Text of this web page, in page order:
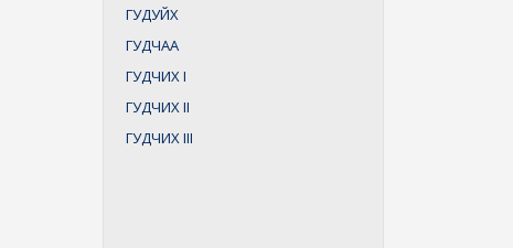
ГУДУЙХ
ГУДЧАА
ГУДЧИХI
ГУДЧИХII
ГУДЧИХIII